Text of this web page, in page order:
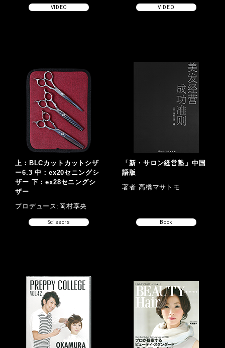
VIDEO VIDEO
上：BLCカットカットシザ
ー6.3 中：ex20セニングシ
ザー 下：ex28セニングシ
ザー
プロデュース:岡村享央
Scissors
「新・サロン経営塾」中国
語版
著者:高橋マサトモ
Book